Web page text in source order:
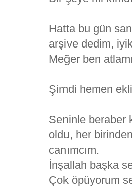
Hatta bu gün
arşive dedim,
Meğer ben
Şimdi hemen
Seninle beraber
oldu, her
canımcım.
İnşallah başka
Çok öpüyorum